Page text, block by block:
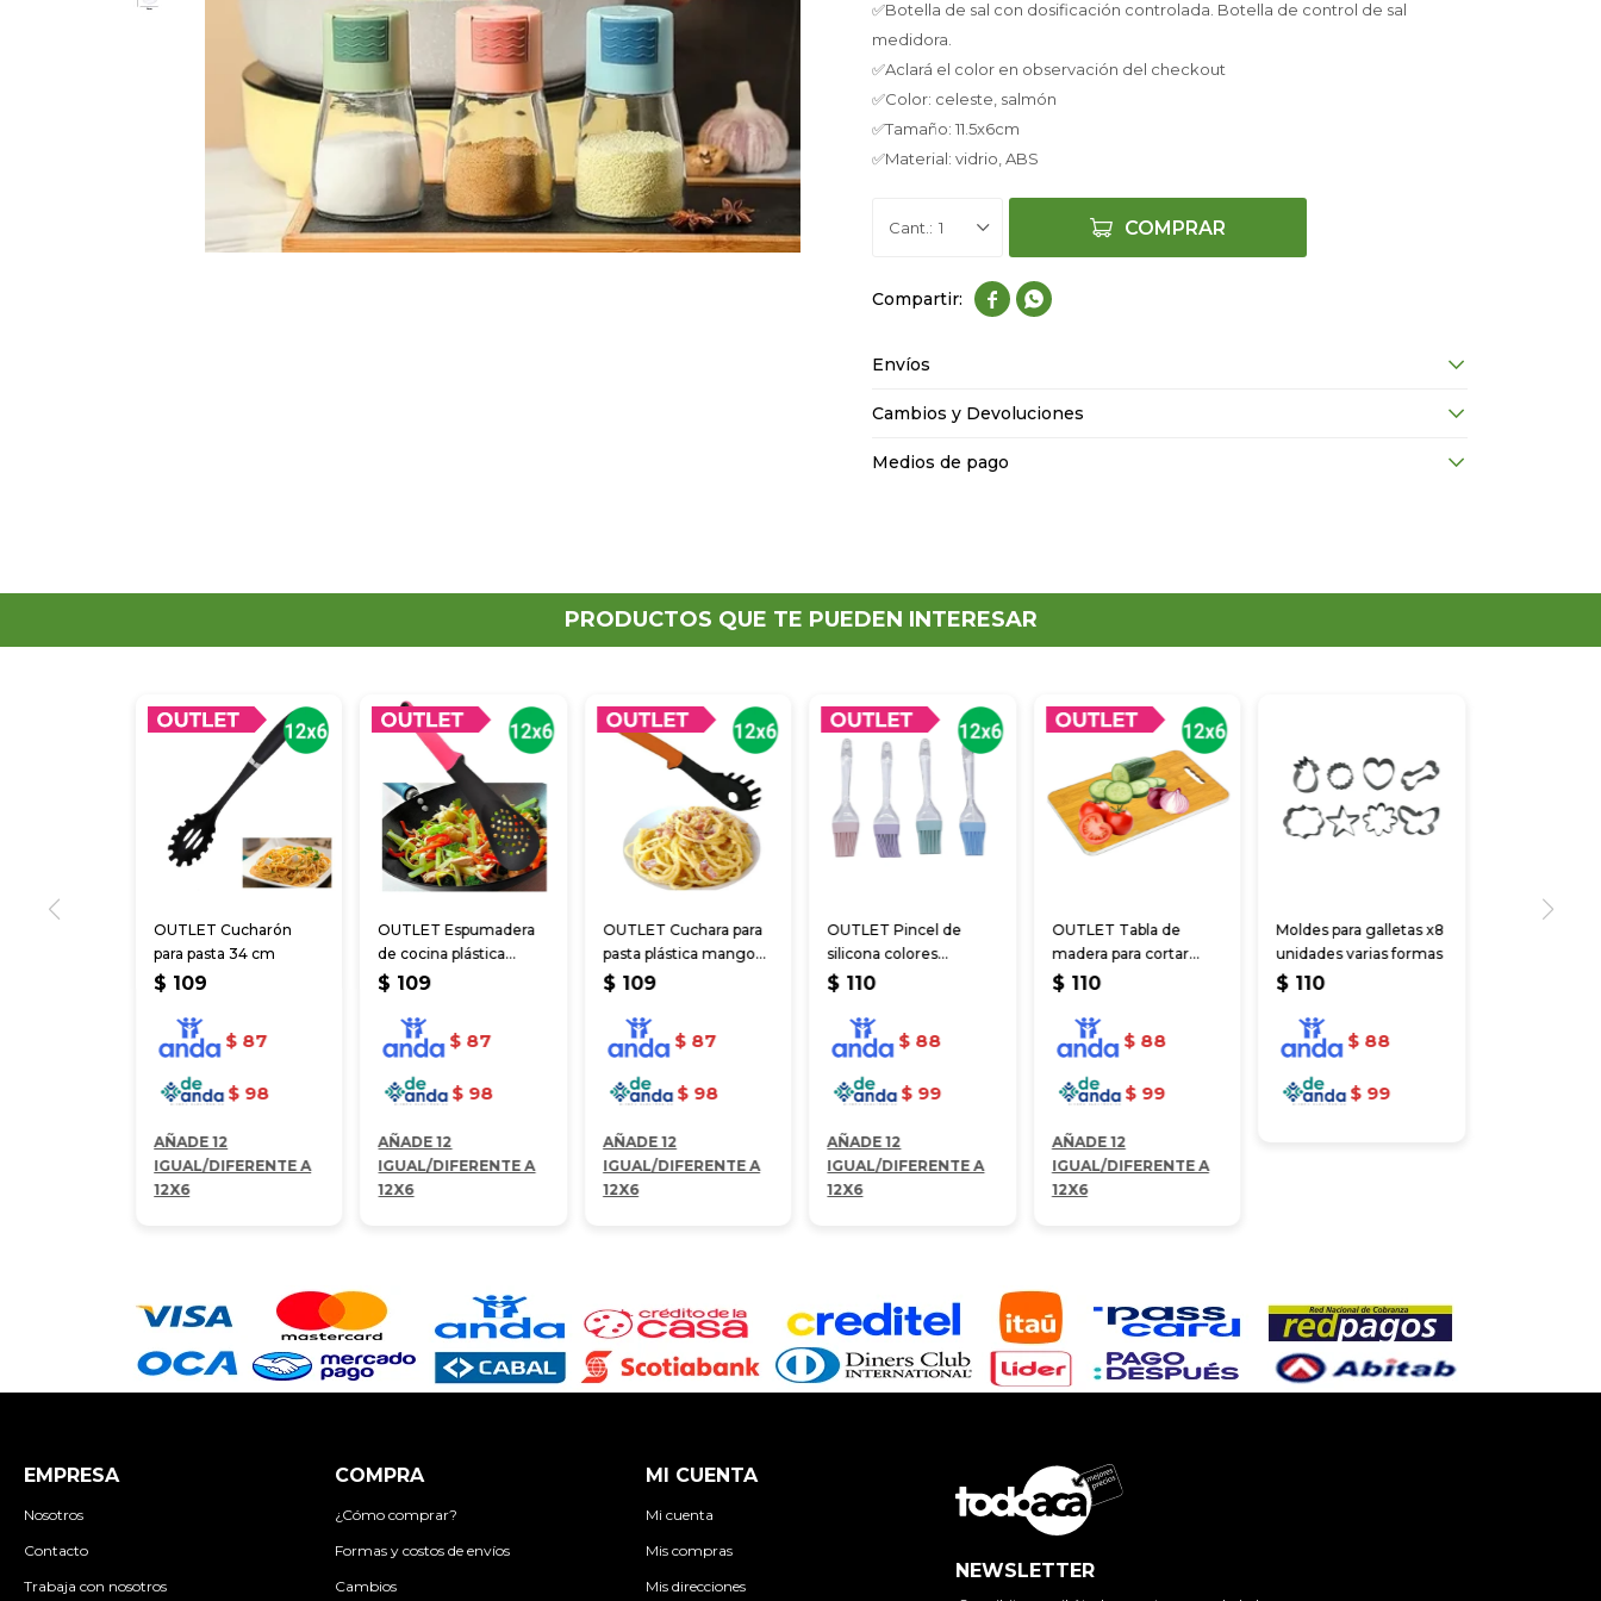
✅Botella de sal con dosificación controlada. Botella de control de sal
medidora.
✅Aclará el color en observación del checkout
✅Color: celeste, salmón
✅Tamaño: 11.5x6cm
✅Material: vidrio, ABS
1 COMPRAR
 
Envíos
Cambios y Devoluciones
Medios de pago
PRODUCTOS QUE TE PUEDEN INTERESAR
OUTLET Cucharón
para pasta 34 cm
$ 109
$ 87
$ 98
AÑADE 12
IGUAL/DIFERENTE A
12X6
OUTLET Espumadera
de cocina plástica
mango silicona
$ 109
$ 87
$ 98
AÑADE 12
IGUAL/DIFERENTE A
12X6
OUTLET Cuchara para
pasta plástica mango
silicona
$ 109
$ 87
$ 98
AÑADE 12
IGUAL/DIFERENTE A
12X6
OUTLET Pincel de
silicona colores
pasteles 22*5 cm
$ 110
$ 88
$ 99
AÑADE 12
IGUAL/DIFERENTE A
12X6
OUTLET Tabla de
madera para cortar
20*30* 0.8 cm
$ 110
$ 88
$ 99
AÑADE 12
IGUAL/DIFERENTE A
12X6
Moldes para galletas x8
unidades varias formas
$ 110
$ 88
$ 99
EMPRESA
Nosotros
Contacto
Trabaja con nosotros
COMPRA
¿Cómo comprar?
Formas y costos de envíos
Cambios
MI CUENTA
Mi cuenta
Mis compras
Mis direcciones
NEWSLETTER